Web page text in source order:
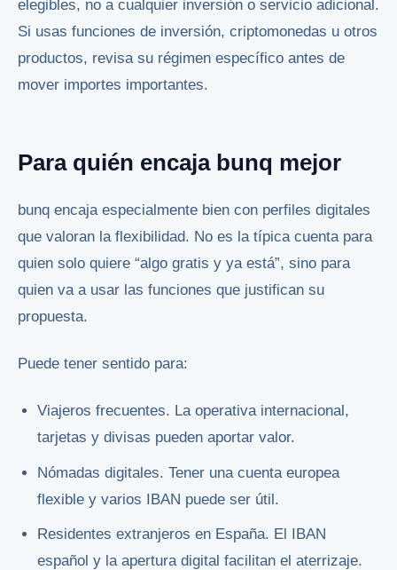
elegibles, no a cualquier inversión o servicio adicional.
Si usas funciones de inversión, criptomonedas u otros
productos, revisa su régimen específico antes de
mover importes importantes.
Para quién encaja bunq mejor
bunq encaja especialmente bien con perfiles digitales
que valoran la flexibilidad. No es la típica cuenta para
quien solo quiere “algo gratis y ya está”, sino para
quien va a usar las funciones que justifican su
propuesta.
Puede tener sentido para:
Viajeros frecuentes. La operativa internacional,
tarjetas y divisas pueden aportar valor.
Nómadas digitales. Tener una cuenta europea
flexible y varios IBAN puede ser útil.
Residentes extranjeros en España. El IBAN
español y la apertura digital facilitan el aterrizaje.